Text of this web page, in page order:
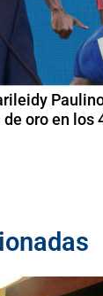
oro en los